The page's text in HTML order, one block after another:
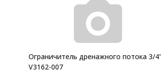
Ограничитель дренажного потока 3/4"
V3162-007